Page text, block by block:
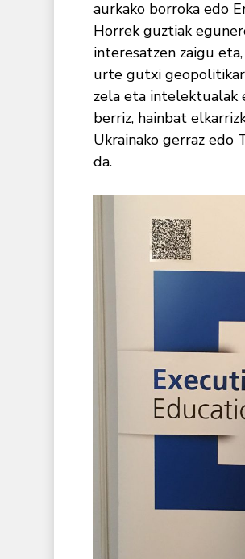
aurkako borroka edo
Horrek guztiak
interesatzen zaigu
urte gutxi
zela eta intelektualak
berriz, hainbat
Ukrainako gerraz edo
da.